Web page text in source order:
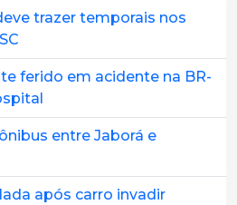
trazer temporais nos
ferido em acidente na BR-
entre Jaborá e
após carro invadir